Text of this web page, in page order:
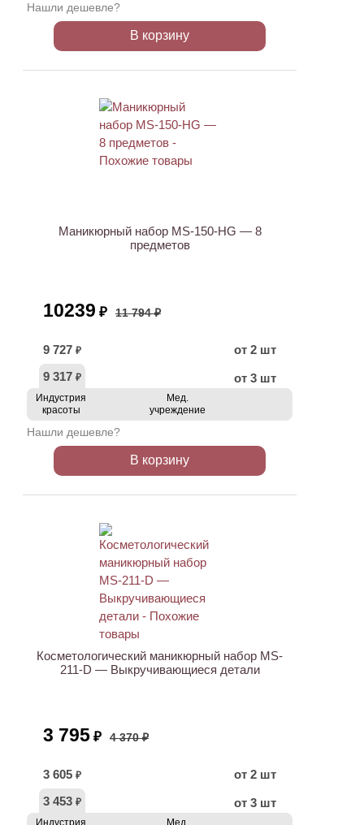
Нашли дешевле?
В корзину
Маникюрный набор MS-150-HG — 8
предметов
10239 ₽ 11 794 ₽
9 727 ₽
от 2 шт
9 317 ₽ от 3 шт
Индустрия
красоты
Мед.
учреждение
Нашли дешевле?
В корзину
Косметологический маникюрный набор MS-
211-D — Выкручивающиеся детали
3 795 ₽ 4 370 ₽
3 605 ₽
от 2 шт
3 453 ₽ от 3 шт
Индустрия
Мед.